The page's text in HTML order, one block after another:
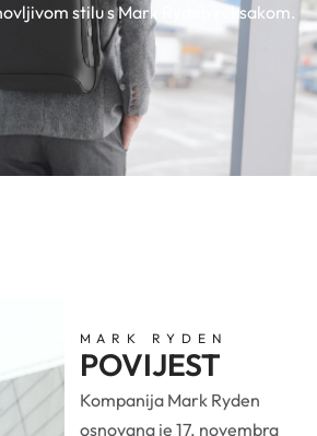
stilu s Mark Ryden ruksakom.
MARK RYDEN
POVIJEST
Kompanija Mark Ryden
osnovana je 17. novembra